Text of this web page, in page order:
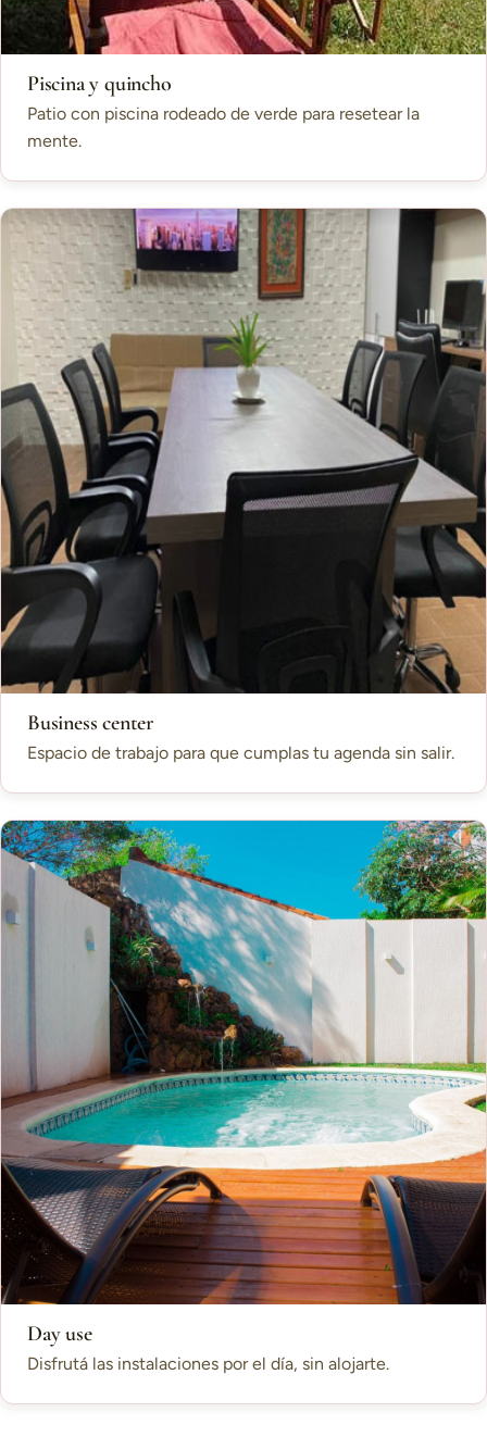
Piscina y quincho
Patio con piscina rodeado de verde para resetear la
mente.
Business center
Espacio de trabajo para que cumplas tu agenda sin salir.
Day use
Disfrutá las instalaciones por el día, sin alojarte.